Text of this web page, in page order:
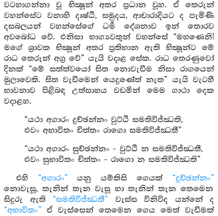
වටහාගන්නා වූ භික්‍ෂූන් අතර ප්‍රධාන වූහ. ඒ තෙරුන්
වහන්සේට වනාහි දෘෂ්ඨි, සමුදය, ආචාරාදියට ද පැමිණි
දසබලයන් වහන්සේගේ ධර්‍ම දේශනාව ඉන් තොරව
අවබෝධ වේ. එනිසා භාග්‍යවතුන් වහන්සේ “මහණෙනි!
මගේ ශ්‍රාවක භික්‍ෂූන් අතර ප්‍රතිභාන ඇති භික්‍ෂූන්ට මේ
රාධ තෙරුන් අග්‍ර වේ” යැයි වදාළ සේක. රාධ තෙරණුවෝ
දිනක් “මේ සත්ත්වයෝ සිත නොවැඩීම නිසා රාගයෙන්
මුලාවෙකි. සිත වැඩීමෙන් යෙදුණේත් නැත” යැයි වැටහී
භාවනාව පිළිබඳ උත්සාහය වඩමින් මෙම ගාථා දෙක
වදාළහ.
“යථා අගාරං දුච්ඡන්නං වුට්ඨි සමතිවිජ්ඣති,
එවං අභාවිතං චිත්තං රාගො සමතිවිජ්ඣතී”
“යථා අගාරං සුච්ඡන්නං - වුට්ඨි න සමතිවිජ්ඣතී,
එවං සුභාවිතං චිත්තං - රාගො න සමතිවිජ්ඣති”
එහි “අගාරං” යනු යම්කිසි ගෙයක් “දුච්ඡන්නං”
නොවැසූ, තැනින් තැන වැසූ හා තැනින් තැන තෙමෙන
සිදුරු ඇති “සමතිවිජ්ඣතී” වැස්ස විනිවිද යන්නේ ද
“අභාවිතං” ඒ වැස්සෙන් තෙමෙන ගෙය මෙත් වැඩීමක්